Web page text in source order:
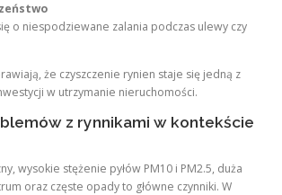
o niespodziewane zalania podczas ulewy czy
że czyszczenie rynien staje się jedną z
w utrzymanie nieruchomości.
z rynnikami w kontekście
wysokie stężenie pyłów PM10 i PM2.5, duża
oraz częste opady to główne czynniki. W